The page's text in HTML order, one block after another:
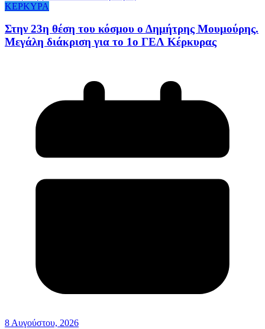
ΚΕΡΚΥΡΑ
Στην 23η θέση του κόσμου ο Δημήτρης Μουμούρης.
Μεγάλη διάκριση για το 1ο ΓΕΛ Κέρκυρας
8 Αυγούστου, 2026